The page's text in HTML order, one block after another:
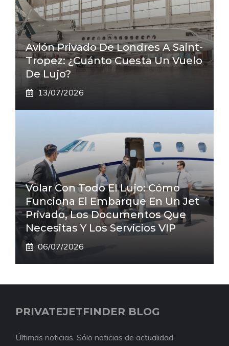
Avión Privado De Londres A Saint-
Tropez: ¿cuánto Cuesta Un Vuelo
De Lujo?
13/07/2026
Volar Con Todo El Lujo: Cómo
Funciona El Embarque En Un Jet
Privado, Los Documentos Que
Necesitas Y Los Servicios VIP
06/07/2026
PRIVATEJETFINDER BLOG
Últimas noticias. Sólo noticias de actualidad